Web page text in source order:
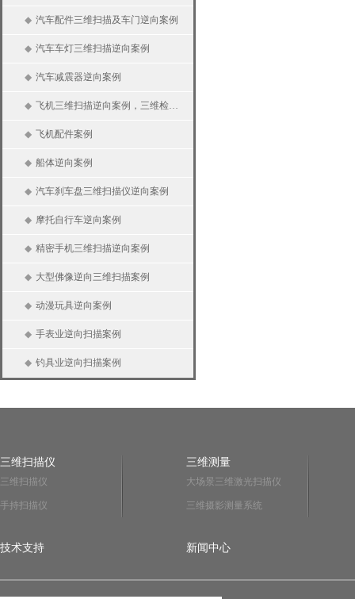
◆ 汽车配件三维扫描及车门逆向案例
◆ 汽车车灯三维扫描逆向案例
◆ 汽车减震器逆向案例
◆ 飞机三维扫描逆向案例，三维检测及分析
◆ 飞机配件案例
◆ 船体逆向案例
◆ 汽车刹车盘三维扫描仪逆向案例
◆ 摩托自行车逆向案例
◆ 精密手机三维扫描逆向案例
◆ 大型佛像逆向三维扫描案例
◆ 动漫玩具逆向案例
◆ 手表业逆向扫描案例
◆ 钓具业逆向扫描案例
三维扫描仪
三维扫描仪
手持扫描仪
三维测量
大场景三维激光扫描仪
三维摄影测量系统
技术支持 新闻中心